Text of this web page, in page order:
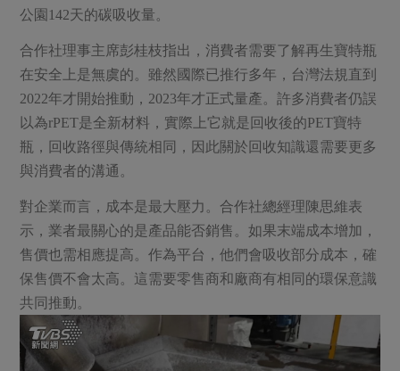
公園142天的碳吸收量。
合作社理事主席彭桂枝指出，消費者需要了解再生寶特瓶
在安全上是無虞的。雖然國際已推行多年，台灣法規直到
2022年才開始推動，2023年才正式量產。許多消費者仍誤
以為rPET是全新材料，實際上它就是回收後的PET寶特
瓶，回收路徑與傳統相同，因此關於回收知識還需要更多
與消費者的溝通。
對企業而言，成本是最大壓力。合作社總經理陳思維表
示，業者最關心的是產品能否銷售。如果末端成本增加，
售價也需相應提高。作為平台，他們會吸收部分成本，確
保售價不會太高。這需要零售商和廠商有相同的環保意識
共同推動。